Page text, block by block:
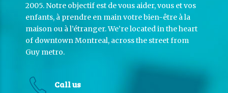
2005. Notre objectif est de vous aider, vous et vos
enfants, à prendre en main votre bien-être à la
maison ou à l’étranger. We’re located in the heart
of downtown Montreal, across the street from
Guy metro.
Call us